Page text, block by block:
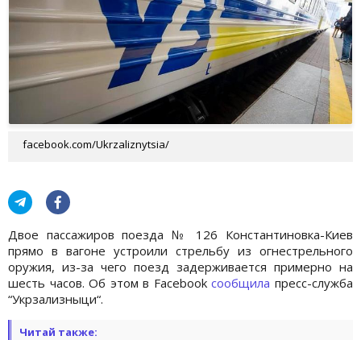
facebook.com/Ukrzaliznytsia/
Двое пассажиров поезда № 126 Константиновка-Киев
прямо в вагоне устроили стрельбу из огнестрельного
оружия, из-за чего поезд задерживается примерно на
шесть часов. Об этом в Facebookсообщила пресс-служба
“Укрзализныци“.
Читай также: